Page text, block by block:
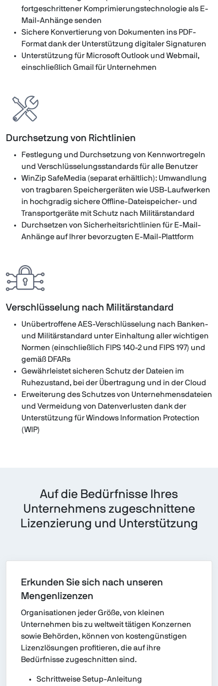
fortgeschrittener Komprimierungstechnologie als E-
Mail-Anhänge senden
Sichere Konvertierung von Dokumenten ins PDF-
Format dank der Unterstützung digitaler Signaturen
Unterstützung für Microsoft Outlook und Webmail,
einschließlich Gmail für Unternehmen
Durchsetzung von Richtlinien
Festlegung und Durchsetzung von Kennwortregeln
und Verschlüsselungsstandards für alle Benutzer
WinZip SafeMedia (separat erhältlich): Umwandlung
von tragbaren Speichergeräten wie USB-Laufwerken
in hochgradig sichere Offline-Dateispeicher- und
Transportgeräte mit Schutz nach Militärstandard
Durchsetzen von Sicherheitsrichtlinien für E-Mail-
Anhänge auf Ihrer bevorzugten E-Mail-Plattform
Verschlüsselung nach Militärstandard
Unübertroffene AES-Verschlüsselung nach Banken-
und Militärstandard unter Einhaltung aller wichtigen
Normen (einschließlich FIPS 140-2 und FIPS 197) und
gemäß DFARs
Gewährleistet sicheren Schutz der Dateien im
Ruhezustand, bei der Übertragung und in der Cloud
Erweiterung des Schutzes von Unternehmensdateien
und Vermeidung von Datenverlusten dank der
Unterstützung für Windows Information Protection
(WIP)
Auf die Bedürfnisse Ihres
Unternehmens zugeschnittene
Lizenzierung und Unterstützung
Erkunden Sie sich nach unseren
Mengenlizenzen
Organisationen jeder Größe, von kleinen
Unternehmen bis zu weltweit tätigen Konzernen
sowie Behörden, können von kostengünstigen
Lizenzlösungen profitieren, die auf ihre
Bedürfnisse zugeschnitten sind.
Schrittweise Setup-Anleitung